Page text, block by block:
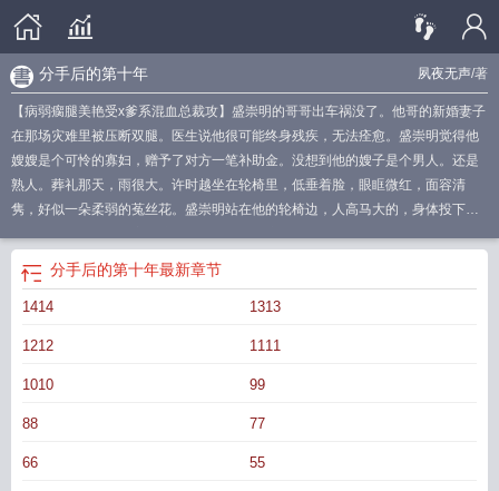
夙夜无声/著
分手后的第十年
【病弱瘸腿美艳受x爹系混血总裁攻】盛崇明的哥哥出车祸没了。他哥的新婚妻子
在那场灾难里被压断双腿。医生说他很可能终身残疾，无法痊愈。盛崇明觉得他
嫂嫂是个可怜的寡妇，赠予了对方一笔补助金。没想到他的嫂子是个男人。还是
熟人。葬礼那天，雨很大。许时越坐在轮椅里，低垂着脸，眼眶微红，面容清
隽，好似一朵柔弱的菟丝花。盛崇明站在他的轮椅边，人高马大的，身体投下的
冷静提议。“嫂嫂，改嫁吧。”许时越先是茫然，随后惊愕。“你疯了，你在你哥的
葬礼上要我改嫁？”是啊，他疯了。在他被许时越断崖分手后的第十年，他发现对
方成了自己嫂嫂，并且他还妄想着他。他哥可以，为什么他不行？盛崇明一锤定
不敢看，反观盛崇明从容不迫，还敢扶着他，在他耳边轻声吹口哨。“……嫂嫂好
子唯一做的一件错事，是大三某次竞赛前，他为了打听情报，装女生接近对组男
生。对方人傻钱多，把他当成家境贫寒的妹妹，哄了整整一学期。后来许时越凭
分手后的第十年最新章节
1414 1313
1212 1111
1010 99
88 77
66 55